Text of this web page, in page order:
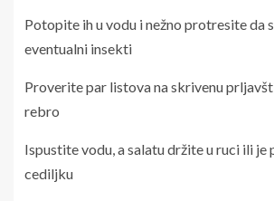
Potopite ih u vodu i nežno protresite da
eventualni insekti
Proverite par listova na skrivenu
rebro
Ispustite vodu, a salatu držite u ruci ili je
cediljku